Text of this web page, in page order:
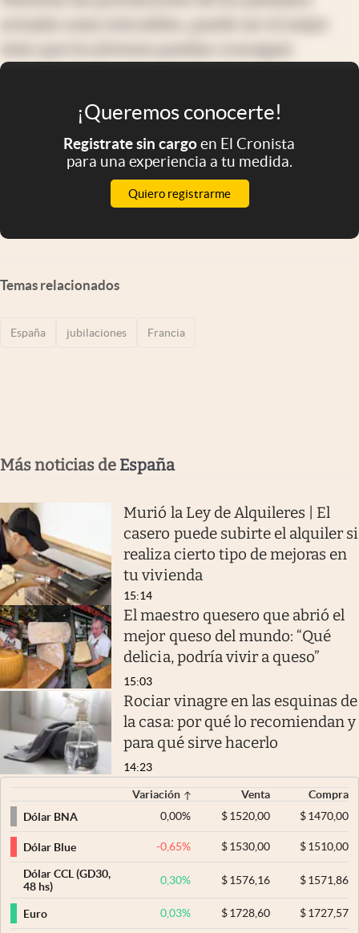
trato que los jóvenes puedan conseguir.
¡Queremos conocerte!
Registrate sin cargoen El Cronista
para una experiencia a tu medida.
Quiero registrarme
Temas relacionados
España jubilaciones Francia
Más noticias de España
Murió la Ley de Alquileres | El
casero puede subirte el alquiler si
realiza cierto tipo de mejoras en
tu vivienda
15:14
El maestro quesero que abrió el
mejor queso del mundo: “Qué
delicia, podría vivir a queso”
15:03
Rociar vinagre en las esquinas de
la casa: por qué lo recomiendan y
para qué sirve hacerlo
14:23
Variación Venta
Compra
Dólar BNA
0,00% $ 1520,00 $1470,00
Dólar Blue -0,65% $ 1530,00 $1510,00
Dólar CCL (GD30,
48 hs)
0,30% $ 1576,16 $1571,86
Euro 0,03% $ 1728,60 $1727,57